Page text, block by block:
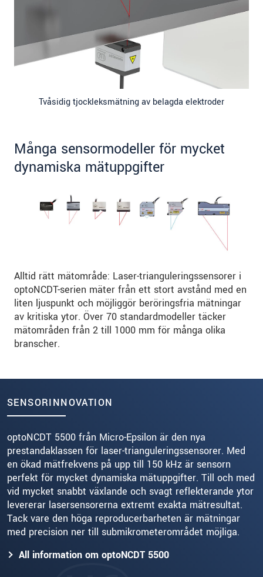
Tvåsidig tjockleksmätning av belagda elektroder
Många sensormodeller för mycket
dynamiska mätuppgifter
Alltid rätt mätområde: Laser-trianguleringssensorer i
optoNCDT-serien mäter från ett stort avstånd med en
liten ljuspunkt och möjliggör beröringsfria mätningar
av kritiska ytor. Över 70 standardmodeller täcker
mätområden från 2 till 1000 mm för många olika
branscher.
SENSORINNOVATION
optoNCDT 5500 från Micro-Epsilon är den nya
prestandaklassen för laser-trianguleringssensorer. Med
en ökad mätfrekvens på upp till 150 kHz är sensorn
perfekt för mycket dynamiska mätuppgifter. Till och med
vid mycket snabbt växlande och svagt reflekterande ytor
levererar lasersensorerna extremt exakta mätresultat.
Tack vare den höga reproducerbarheten är mätningar
med precision ner till submikrometerområdet möjliga.
All information om optoNCDT 5500